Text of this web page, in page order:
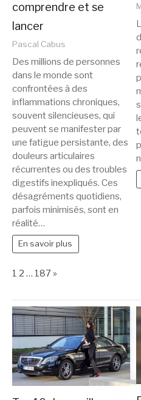
comprendre et se
lancer
Pascal Cabus
Des millions de personnes
dans le monde sont
confrontées à des
inflammations chroniques,
souvent silencieuses, qui
peuvent se manifester par
une fatigue persistante, des
douleurs articulaires
récurrentes ou des troubles
digestifs inexpliqués. Ces
désagréments quotidiens,
parfois minimisés, sont en
réalité…
En savoir plus
Page:
1 2 … 187 Next
»